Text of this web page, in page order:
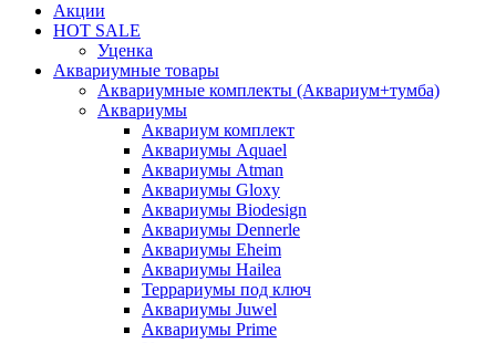
Акции
HOT SALE
Уценка
Аквариумные товары
Аквариумные комплекты (Аквариум+тумба)
Аквариумы
Аквариум комплект
Аквариумы Aquael
Аквариумы Atman
Аквариумы Gloxy
Аквариумы Biodesign
Аквариумы Dennerle
Аквариумы Eheim
Аквариумы Hailea
Террариумы под ключ
Аквариумы Juwel
Аквариумы Prime